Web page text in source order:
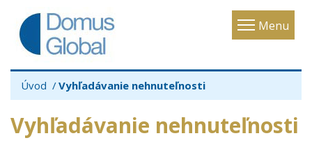
Menu
Toggle
Úvod Vyhľadávanie nehnuteľnosti
Vyhľadávanie nehnuteľnosti